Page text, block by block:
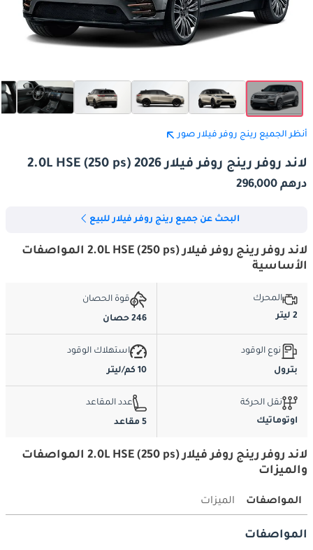
أنظر الجميع رينج روفر فيلار صور
لاند روفر رينج روفر فيلار 2.0L HSE (250 ps) 2026
درهم 296,000
البحث عن جميع رينج روفر فيلار للبيع
لاند روفر رينج روفر فيلار 2.0L HSE (250 ps) المواصفات
الأساسية
المحرك
2 ليتر
قوة الحصان
246 حصان
نوع الوقود
بترول
استهلاك الوقود
10 كم/ليتر
نقل الحركة
اوتوماتيك
عدد المقاعد
5 مقاعد
لاند روفر رينج روفر فيلار 2.0L HSE (250 ps) المواصفات
والميزات
المواصفات الميزات
المواصفات